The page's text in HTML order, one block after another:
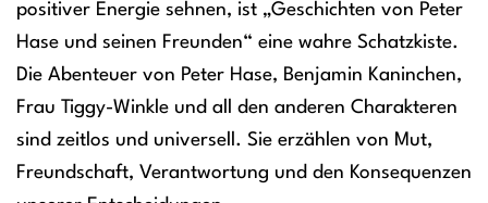
positiver Energie sehnen, ist „Geschichten von Peter
Hase und seinen Freunden“ eine wahre Schatzkiste.
Die Abenteuer von Peter Hase, Benjamin Kaninchen,
Frau Tiggy-Winkle und all den anderen Charakteren
sind zeitlos und universell. Sie erzählen von Mut,
Freundschaft, Verantwortung und den Konsequenzen